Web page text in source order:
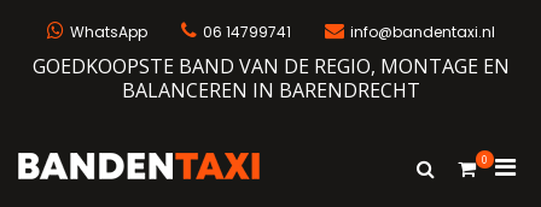
WhatsApp 06 14799741 info@bandentaxi.nl
GOEDKOOPSTE BAND VAN DE REGIO, MONTAGE EN
BALANCEREN IN BARENDRECHT
Bandengarage met eigen webshop
Toon
0